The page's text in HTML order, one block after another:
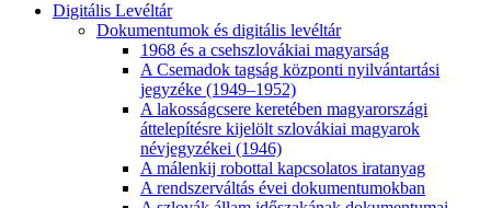
Digitális Levéltár
Dokumentumok és digitális levéltár
1968 és a csehszlovákiai magyarság
A Csemadok tagság központi nyilvántartási
jegyzéke (1949–1952)
A lakosságcsere keretében magyarországi
áttelepítésre kijelölt szlovákiai magyarok
névjegyzékei (1946)
A málenkij robottal kapcsolatos iratanyag
A rendszerváltás évei dokumentumokban